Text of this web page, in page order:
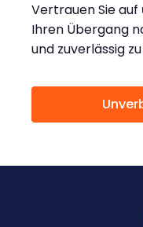
Vertrauen Sie auf
Ihren Übergang
und zuverlässig